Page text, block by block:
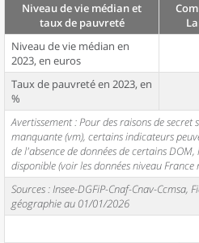
Niveau de vie médian et
taux de pauvreté
Niveau de vie médian en
2023, en euros
Taux de pauvreté en 2023, en
%
Avertissement : Pour des raisons de secret
manquante (vm), certains indicateurs
de l'absence de données de certains
disponible (voir les données niveau
Sources : Insee-DGFiP-Cnaf-Cnav-Ccmsa,
géographie au 01/01/2026